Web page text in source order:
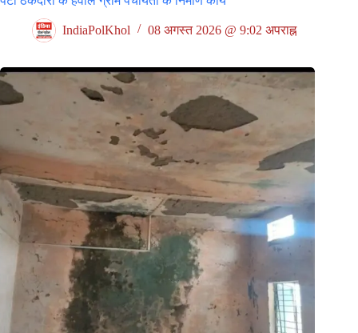
IndiaPolKhol 08 अगस्त 2026 @ 9:02 अपराह्न